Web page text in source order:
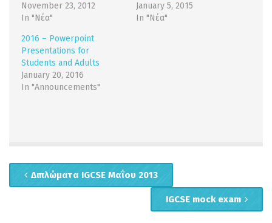
November 23, 2012
In "Νέα"
January 5, 2015
In "Νέα"
2016 – Powerpoint
Presentations for
Students and Adults
January 20, 2016
In "Announcements"
Διπλώματα IGCSE Μαΐου 2013
IGCSE mock exam